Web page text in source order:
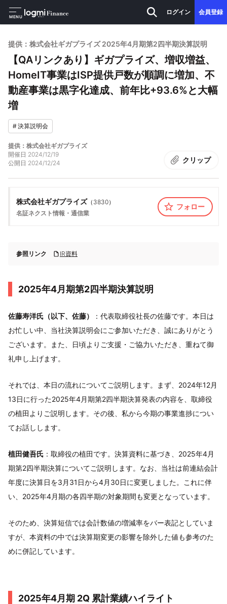
MENU
ログイン 会員登録
提供：株式会社ギガプライズ 2025年4月期第2四半期決算説明
【QAリンクあり】ギガプライズ、増収増益、
HomeIT事業はISP提供戸数が順調に増加、不
動産事業は黒字化達成、前年比+93.6%と大幅
増
#決算説明会
提供：株式会社ギガプライズ
開催日 2024/12/19
公開日 2024/12/24 クリップ
株式会社ギガプライズ（ 3830）
名証ネクスト情報・通信業
フォロー
参照リンク IR資料
2025年4月期第2四半期決算説明
佐藤寿洋氏（以下、佐藤）
：代表取締役社長の佐藤です。本日は
お忙しい中、当社決算説明会にご参加いただき、誠にありがとう
ございます。また、日頃よりご支援・ご協力いただき、重ねて御
礼申し上げます。
それでは、本日の流れについてご説明します。まず、2024年12月
13日に行った2025年4月期第2四半期決算発表の内容を、取締役
の植田よりご説明します。その後、私から今期の事業進捗につい
てお話しします。
植田健吾氏 ：取締役の植田です。決算資料に基づき、2025年4月
期第2四半期決算についてご説明します。なお、当社は前連結会計
年度に決算日を3月31日から4月30日に変更しました。これに伴
い、2025年4月期の各四半期の対象期間も変更となっています。
そのため、決算短信では会計数値の増減率をバー表記としていま
すが、本資料の中では決算期変更の影響を除外した値も参考のた
めに併記しています。
2025年4月期 2Q 累計業績ハイライト